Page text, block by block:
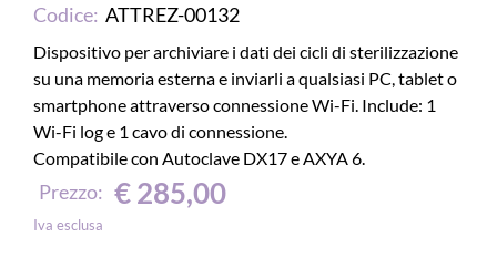
Codice: ATTREZ-00132
Dispositivo per archiviare i dati dei cicli di sterilizzazione
su una memoria esterna e inviarli a qualsiasi PC, tablet o
smartphone attraverso connessione Wi-Fi. Include: 1
Wi-Fi log e 1 cavo di connessione.
Compatibile con Autoclave DX17 e AXYA 6.
Prezzo: € 285,00
Iva esclusa